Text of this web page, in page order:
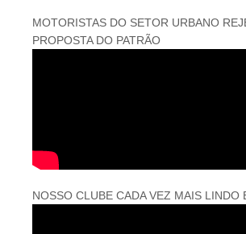
MOTORISTAS DO SETOR URBANO
PROPOSTA DO PATRÃO
NOSSO CLUBE CADA VEZ MAIS LINDO